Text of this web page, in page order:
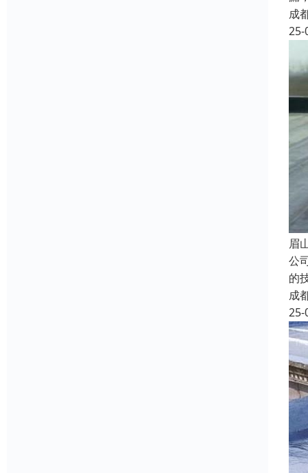
成
25-
眉
公
的
成
25-